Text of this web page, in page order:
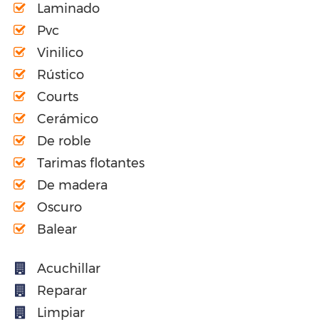
Laminado
Pvc
Vinilico
Rústico
Courts
Cerámico
De roble
Tarimas flotantes
De madera
Oscuro
Balear
Acuchillar
Reparar
Limpiar